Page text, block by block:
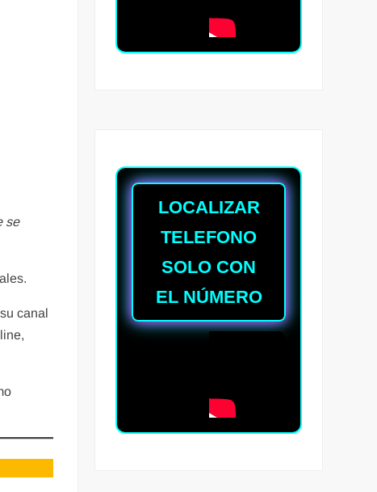
se
canal
LOCALIZAR
TELEFONO
SOLO CON
EL NÚMERO